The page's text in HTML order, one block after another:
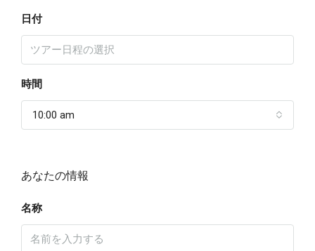
日付
時間
10:00 am
あなたの情報
名称